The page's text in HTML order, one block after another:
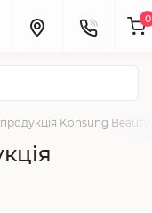
0
Konsung Beauty